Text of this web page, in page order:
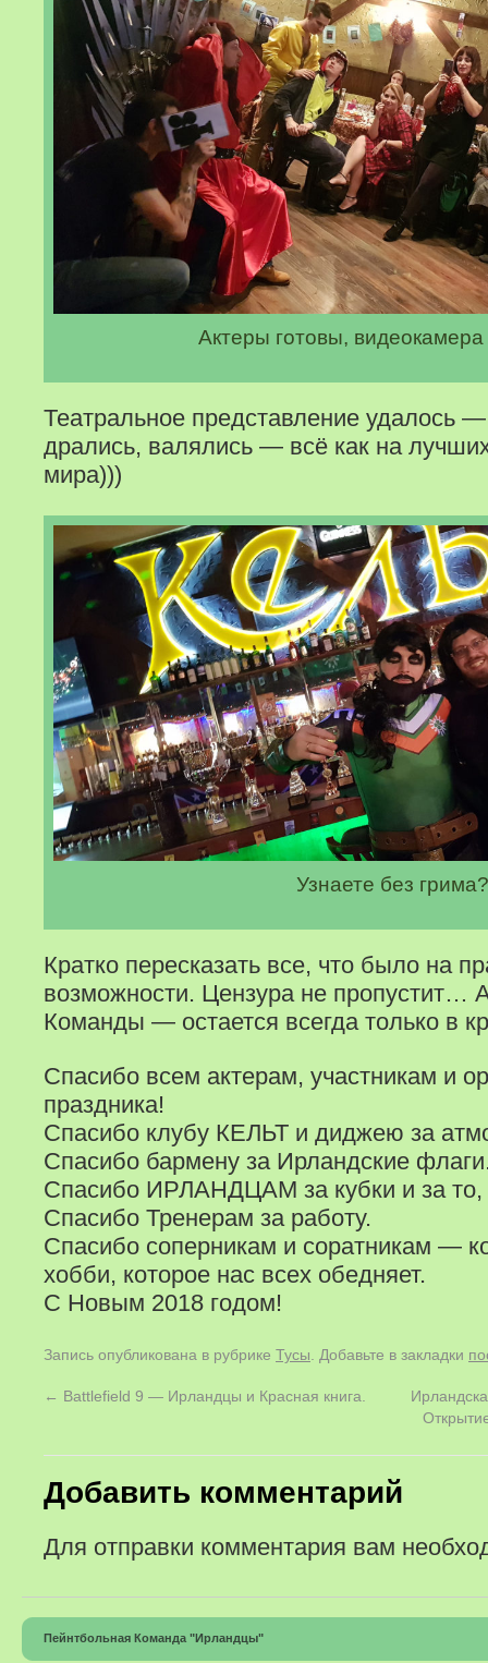
Актеры готовы, видеокамера
Театральное представление удалось
дрались, валялись — всё как на
мира)))
Узнаете без грима?
Кратко пересказать все, что было на
возможности. Цензура не пропустит…
Команды — остается всегда только в
Спасибо всем актерам, участникам и
праздника!
Спасибо клубу КЕЛЬТ и диджею за
Спасибо бармену за Ирландские
Спасибо ИРЛАНДЦАМ за кубки и за то,
Спасибо Тренерам за работу.
Спасибо соперникам и соратникам —
хобби, которое нас всех обедняет.
С Новым 2018 годом!
Запись опубликована в рубрике Тусы . Добавьте в закладки
← Battlefield 9 — Ирландцы и Красная книга.
Добавить комментарий
Для отправки комментария вам
Пейнтбольная Команда "Ирландцы"